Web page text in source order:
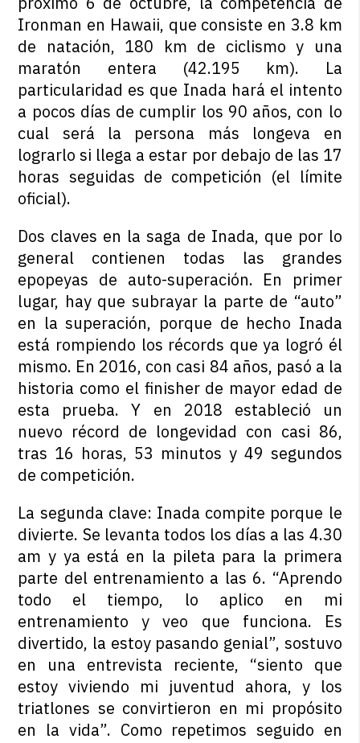
Ironman en Hawaii, que consiste en 3.8 km
de natación, 180 km de ciclismo y una
maratón entera (42.195 km). La
particularidad es que Inada hará el intento
a pocos días de cumplir los 90 años, con lo
cual será la persona más longeva en
lograrlo si llega a estar por debajo de las 17
horas seguidas de competición (el límite
oficial).
Dos claves en la saga de Inada, que por lo
general contienen todas las grandes
epopeyas de auto-superación. En primer
lugar, hay que subrayar la parte de “auto”
en la superación, porque de hecho Inada
está rompiendo los récords que ya logró él
mismo. En 2016, con casi 84 años, pasó a la
historia como el finisher de mayor edad de
esta prueba. Y en 2018 estableció un
nuevo récord de longevidad con casi 86,
tras 16 horas, 53 minutos y 49 segundos
de competición.
La segunda clave: Inada compite porque le
divierte. Se levanta todos los días a las 4.30
am y ya está en la pileta para la primera
parte del entrenamiento a las 6. “Aprendo
todo el tiempo, lo aplico en mi
entrenamiento y veo que funciona. Es
divertido, la estoy pasando genial”, sostuvo
en una entrevista reciente, “siento que
estoy viviendo mi juventud ahora, y los
triatlones se convirtieron en mi propósito
en la vida”. Como repetimos seguido en